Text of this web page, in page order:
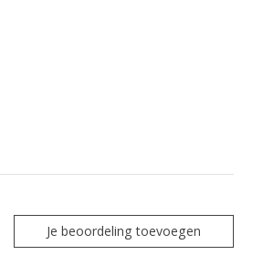
Je beoordeling toevoegen